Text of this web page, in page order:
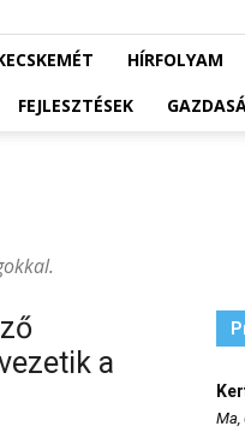
HÍRFOLYAM
FEJLESZTÉSEK
a
Ma,